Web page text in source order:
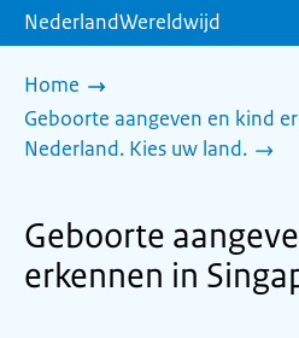
NederlandWereldwijd
Home
Geboorte aangeven en kind
Nederland. Kies uw land.
Geboorte
erkennen in